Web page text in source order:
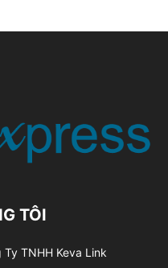
TÔI
TNHH Keva Link